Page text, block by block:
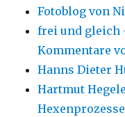
Fotoblog von
frei und gleich
Kommentare
Hanns Dieter
Hartmut
Hexenprozesse